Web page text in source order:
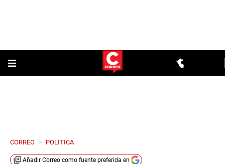
CORREO > POLITICA
Añadir Correo como fuente preferida en